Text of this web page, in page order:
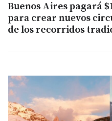
Buenos Aires pagará
para crear nuevos
de los recorridos